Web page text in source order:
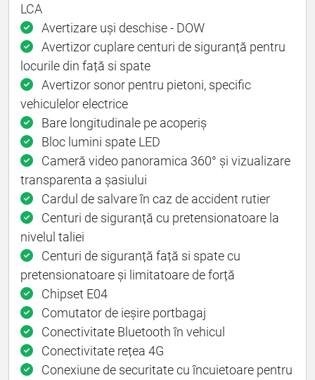
LCA
Avertizare uși deschise - DOW
Avertizor cuplare centuri de siguranță pentru
locurile din față si spate
Avertizor sonor pentru pietoni, specific
vehiculelor electrice
Bare longitudinale pe acoperiș
Bloc lumini spate LED
Cameră video panoramica 360° și vizualizare
transparenta a șasiului
Cardul de salvare în caz de accident rutier
Centuri de siguranță cu pretensionatoare la
nivelul taliei
Centuri de siguranță față si spate cu
pretensionatoare și limitatoare de forță
Chipset E04
Comutator de ieșire portbagaj
Conectivitate Bluetooth în vehicul
Conectivitate rețea 4G
Conexiune de securitate cu încuietoare pentru